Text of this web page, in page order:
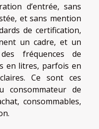
d’entrée, sans
et sans mention
de certification,
un cadre, et un
fréquences de
en litres, parfois en
Ce sont ces
consommateur de
consommables,